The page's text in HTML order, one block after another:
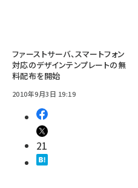
ファーストサーバ、スマートフォン
対応のデザインテンプレートの無
料配布を開始
2010年9月3日 19:19
21